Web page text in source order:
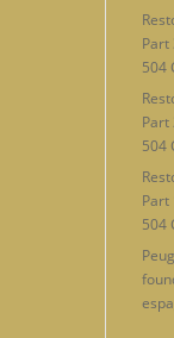
Part
504
Part
504
Part
504